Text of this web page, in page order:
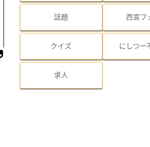
話題 西宮フ
クイズ にしつー
求人